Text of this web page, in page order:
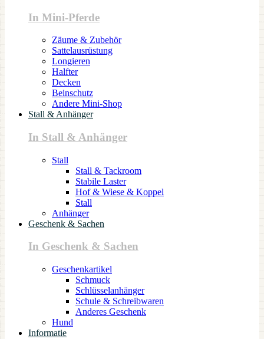
In Mini-Pferde
Zäume & Zubehör
Sattelausrüstung
Longieren
Halfter
Decken
Beinschutz
Andere Mini-Shop
Stall & Anhänger
In Stall & Anhänger
Stall
Stall & Tackroom
Stabile Laster
Hof & Wiese & Koppel
Stall
Anhänger
Geschenk & Sachen
In Geschenk & Sachen
Geschenkartikel
Schmuck
Schlüsselanhänger
Schule & Schreibwaren
Anderes Geschenk
Hund
Informatie